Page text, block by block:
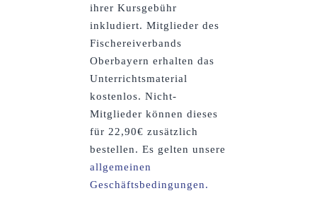
ihrer Kursgebühr
inkludiert. Mitglieder des
Fischereiverbands
Oberbayern erhalten das
Unterrichtsmaterial
kostenlos. Nicht-
Mitglieder können dieses
für 22,90€ zusätzlich
bestellen. Es gelten unsere
allgemeinen
Geschäftsbedingungen.